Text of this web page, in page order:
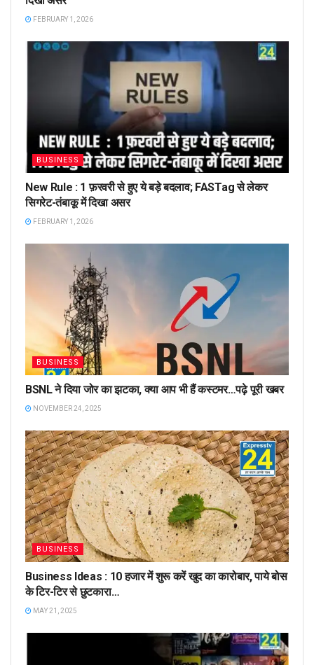
FEBRUARY 1, 2026
BUSINESS
New Rule : 1 फ़रवरी से हुए ये बड़े बदलाव; FASTag से लेकर
सिगरेट-तंबाकू में दिखा असर
FEBRUARY 1, 2026
BUSINESS
BSNL ने दिया जोर का झटका, क्या आप भी हैं कस्टमर…पढ़े पूरी खबर
NOVEMBER 24, 2025
BUSINESS
Business Ideas : 10 हजार में शुरू करें खुद का कारोबार, पाये बोस
के टिर-टिर से छुटकारा…
MAY 21, 2025